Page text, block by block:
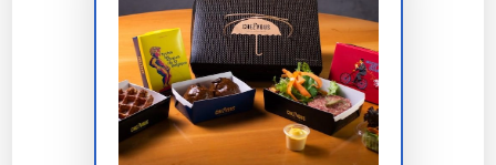
22000